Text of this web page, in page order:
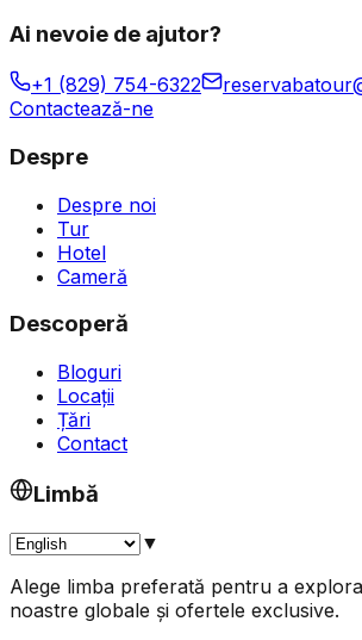
Ai nevoie de ajutor?
+1 (829) 754-6322
Contactează-ne
Despre
Despre noi
Tur
Hotel
Cameră
Descoperă
Bloguri
Locații
Țări
Contact
Limbă
▼
Alege limba preferată pentru a
noastre globale și ofertele exclusive.